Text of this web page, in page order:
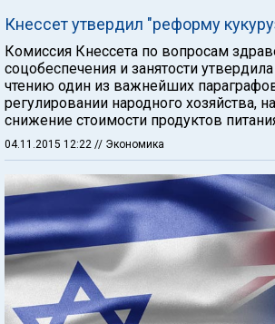
Кнессет утвердил "реформу
Комиссия Кнессета по вопросам
соцобеспечения и занятости
чтению один из важнейших
регулировании народного хозяйства,
снижение стоимости продуктов
04.11.2015 12:22 // Экономика